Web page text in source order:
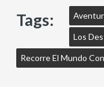
Tags:
Los
Recorre El Mundo